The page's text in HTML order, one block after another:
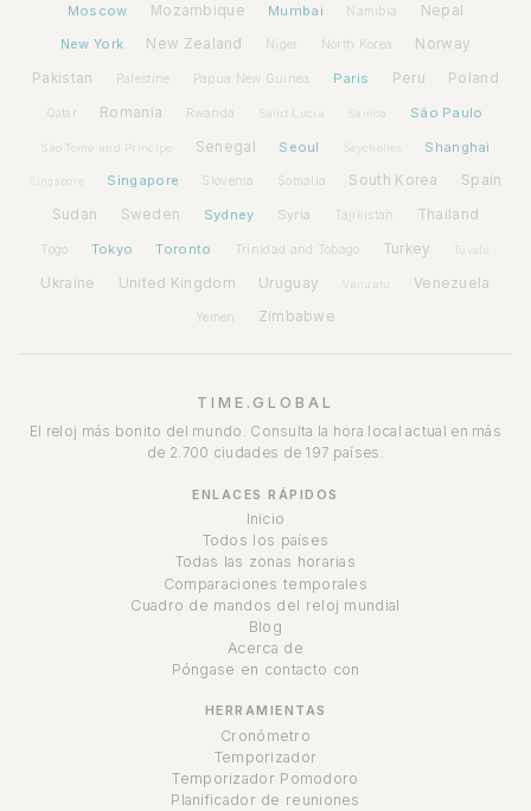
Moscow Mozambique Mumbai Namibia Nepal
New York New Zealand Niger North Korea Norway
Pakistan Palestine Papua New Guinea Paris Peru Poland
Qatar Romania Rwanda Saint Lucia Samoa São Paulo
São Tomé and Príncipe Senegal Seoul Seychelles Shanghai
Singapore Slovenia Somalia South Korea Spain
Sudan Sweden Sydney Syria Tajikistan Thailand
Togo Tokyo Toronto Trinidad and Tobago Turkey Tuvalu
Ukraine United Kingdom Uruguay Vanuatu Venezuela
Yemen Zimbabwe
TIME.GLOBAL
El reloj más bonito del mundo. Consulta la hora local actual en más
de 2.700 ciudades de 197 países.
ENLACES RÁPIDOS
Inicio
Todos los países
Todas las zonas horarias
Comparaciones temporales
Cuadro de mandos del reloj mundial
Blog
Acerca de
Póngase en contacto con
HERRAMIENTAS
Cronómetro
Temporizador
Temporizador Pomodoro
Planificador de reuniones